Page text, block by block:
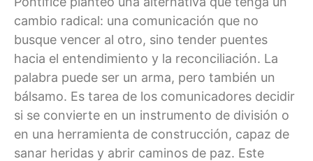
cambio radical: una comunicación que no
busque vencer al otro, sino tender puentes
hacia el entendimiento y la reconciliación. La
palabra puede ser un arma, pero también un
bálsamo. Es tarea de los comunicadores decidir
si se convierte en un instrumento de división o
en una herramienta de construcción, capaz de
sanar heridas y abrir caminos de paz. Este